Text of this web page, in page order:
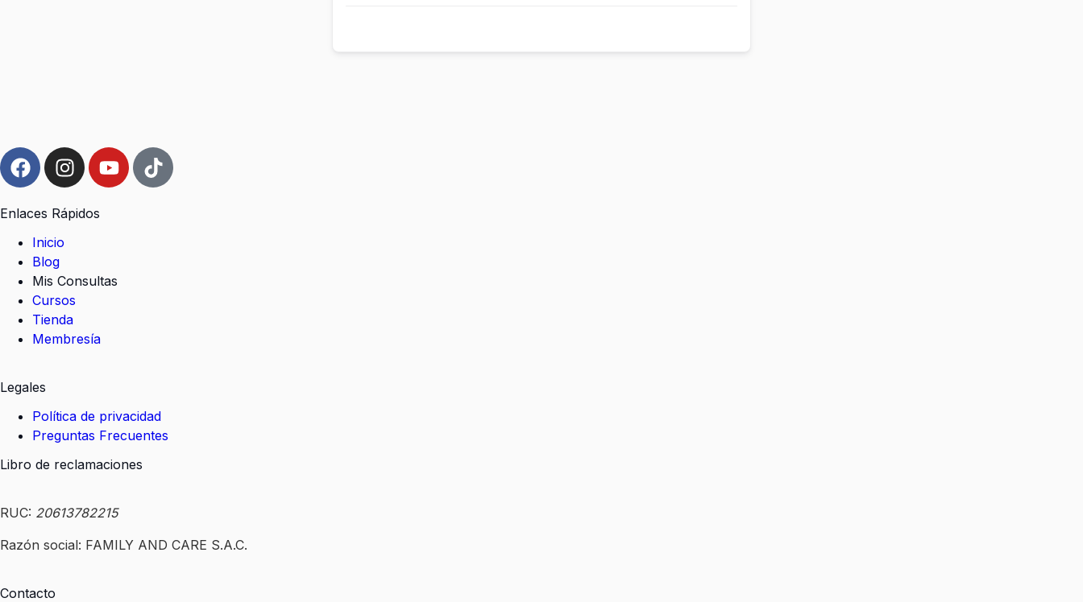
Enlaces Rápidos
Inicio
Blog
Mis Consultas
Cursos
Tienda
Membresía
Legales
Política de privacidad
Preguntas Frecuentes
Libro de reclamaciones
RUC: 20613782215
Razón social: FAMILY AND CARE S.A.C.
Contacto